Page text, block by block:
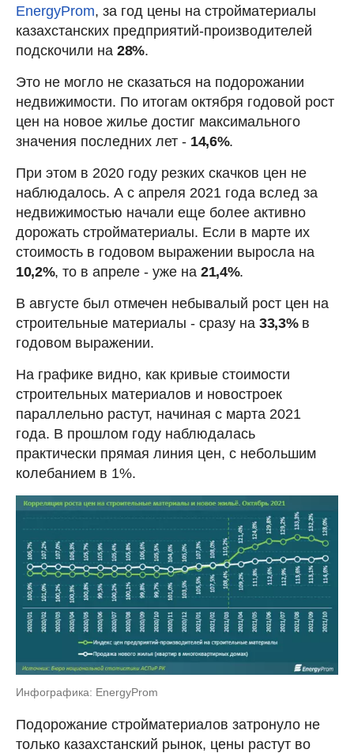
EnergyProm, за год цены на стройматериалы
казахстанских предприятий-производителей
подскочили на 28%.
Это не могло не сказаться на подорожании
недвижимости. По итогам октября годовой рост
цен на новое жилье достиг максимального
значения последних лет - 14,6%.
При этом в 2020 году резких скачков цен не
наблюдалось. А с апреля 2021 года вслед за
недвижимостью начали еще более активно
дорожать стройматериалы. Если в марте их
стоимость в годовом выражении выросла на
10,2%, то в апреле - уже на21,4%.
В августе был отмечен небывалый рост цен на
строительные материалы - сразу на 33,3%в
годовом выражении.
На графике видно, как кривые стоимости
строительных материалов и новостроек
параллельно растут, начиная с марта 2021
года. В прошлом году наблюдалась
практически прямая линия цен, с небольшим
колебанием в 1%.
Инфографика: EnergyProm
Подорожание стройматериалов затронуло не
только казахстанский рынок, цены растут во